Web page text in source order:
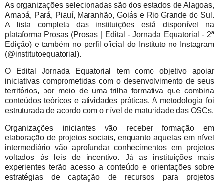
As organizações selecionadas são dos estados de Alagoas,
Amapá, Pará, Piauí, Maranhão, Goiás e Rio Grande do Sul.
A lista completa das instituições está disponível na
plataforma Prosas (Prosas | Edital - Jornada Equatorial - 2ª
Edição) e também no perfil oficial do Instituto no Instagram
(@institutoequatorial).
O Edital Jornada Equatorial tem como objetivo apoiar
iniciativas comprometidas com o desenvolvimento de seus
territórios, por meio de uma trilha formativa que combina
conteúdos teóricos e atividades práticas. A metodologia foi
estruturada de acordo com o nível de maturidade das OSCs.
Organizações iniciantes vão receber formação em
elaboração de projetos sociais, enquanto aquelas em nível
intermediário vão aprofundar conhecimentos em projetos
voltados às leis de incentivo. Já as instituições mais
experientes terão acesso a conteúdo e orientações sobre
estratégias de captação de recursos para projetos